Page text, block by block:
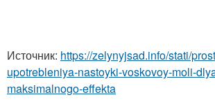
Источник: https://zelynyjsad.info/stati/
upotrebleniya-nastoyki-voskovoy-moli-
maksimalnogo-effekta